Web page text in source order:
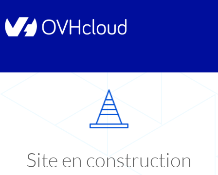
Site en construction